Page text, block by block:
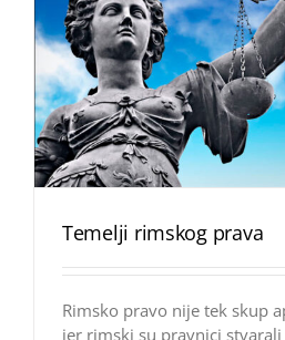
Temelji rimskog prava
Rimsko pravo nije tek skup
jer rimski su pravnici